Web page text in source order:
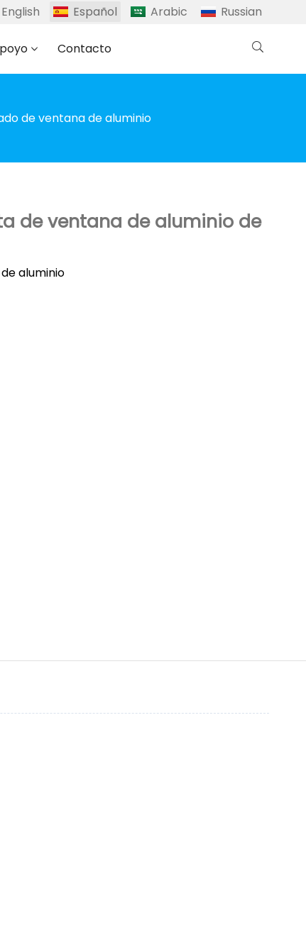
English Español Arabic Russian
Contacto
de ventana de aluminio
de ventana de aluminio de
aluminio